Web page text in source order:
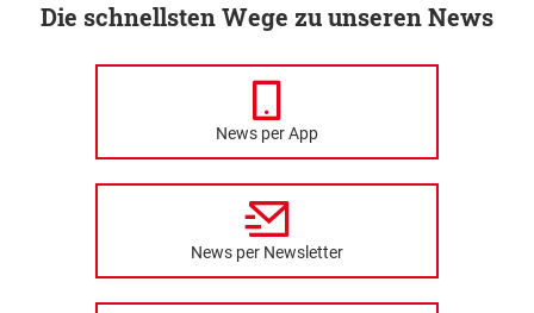
Die schnellsten Wege zu unseren News
News per App
News per Newsletter